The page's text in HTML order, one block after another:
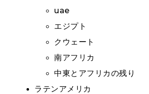
uae
エジプト
クウェート
南アフリカ
中東とアフリカの残り
ラテンアメリカ